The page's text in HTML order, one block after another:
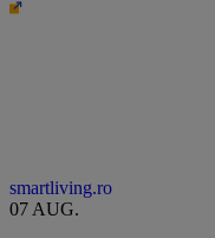
smartliving.ro
07 AUG.